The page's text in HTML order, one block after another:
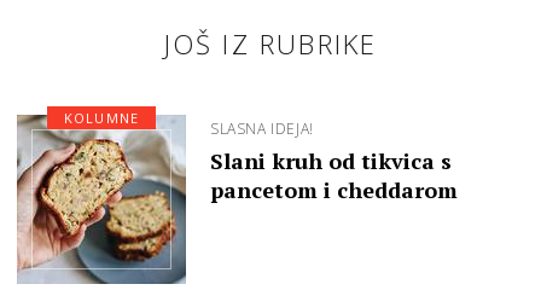
JOŠ IZ RUBRIKE
SLASNA IDEJA!
Slani kruh od tikvica s
pancetom i cheddarom
KOLUMNE